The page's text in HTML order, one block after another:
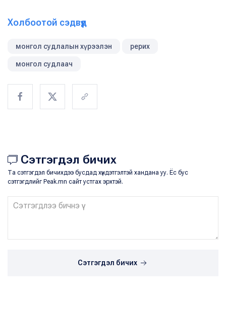
Холбоотой сэдвүүд
монгол судлалын хүрээлэн рерих
монгол судлаач
Сэтгэгдэл бичих
Та сэтгэгдэл бичихдээ бусдад хүндэтгэлтэй хандана уу. Ёс бус
сэтгэгдлийг Peak.mn сайт устгах эрхтэй.
Сэтгэгдэл бичих